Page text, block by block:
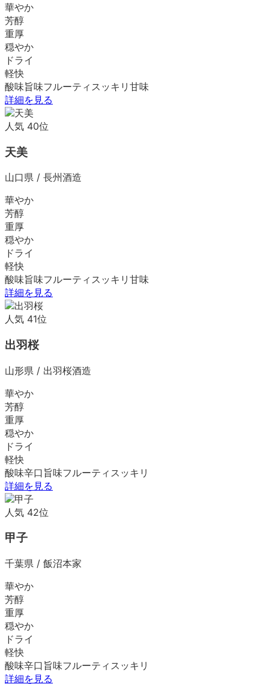
華やか
芳醇
重厚
穏やか
ドライ
軽快
酸味旨味フルーティ スッキリ 甘味
詳細を見る
人気 40位
天美
山口県 / 長州酒造
華やか
芳醇
重厚
穏やか
ドライ
軽快
酸味旨味フルーティ スッキリ 甘味
詳細を見る
人気 41位
出羽桜
山形県 / 出羽桜酒造
華やか
芳醇
重厚
穏やか
ドライ
軽快
酸味辛口 旨味フルーティ スッキリ
詳細を見る
人気 42位
甲子
千葉県 / 飯沼本家
華やか
芳醇
重厚
穏やか
ドライ
軽快
酸味辛口 旨味フルーティ スッキリ
詳細を見る